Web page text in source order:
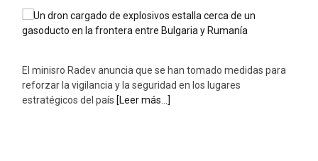
El minisro Radev anuncia que se han tomado medidas para
reforzar la vigilancia y la seguridad en los lugares
estratégicos del país [Leer más...]